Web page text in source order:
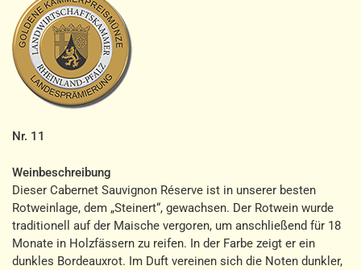
Nr. 11
Weinbeschreibung
Dieser Cabernet Sauvignon Réserve ist in unserer besten
Rotweinlage, dem „Steinert“, gewachsen. Der Rotwein wurde
traditionell auf der Maische vergoren, um anschließend für 18
Monate in Holzfässern zu reifen. In der Farbe zeigt er ein
dunkles Bordeauxrot. Im Duft vereinen sich die Noten dunkler,